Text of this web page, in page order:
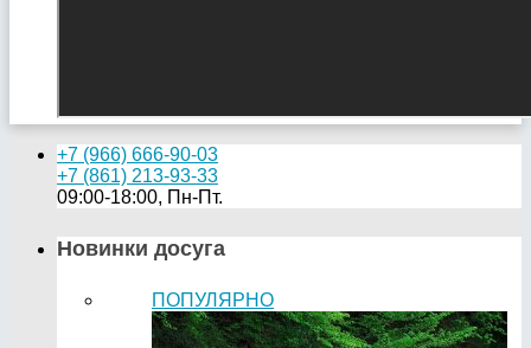
+7 (966) 666-90-03
+7 (861) 213-93-33
09:00-18:00, Пн-Пт.
Новинки досуга
ПОПУЛЯРНО